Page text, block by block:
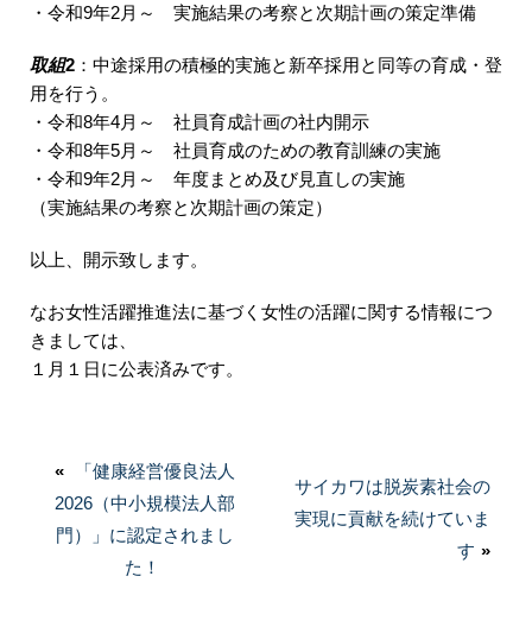
・令和9年2月～ 実施結果の考察と次期計画の策定準備
取組2 ：中途採用の積極的実施と新卒採用と同等の育成・登
用を行う。
・令和8年4月～ 社員育成計画の社内開示
・令和8年5月～ 社員育成のための教育訓練の実施
・令和9年2月～ 年度まとめ及び見直しの実施
（実施結果の考察と次期計画の策定）
以上、開示致します。
なお女性活躍推進法に基づく女性の活躍に関する情報につ
きましては、
１月１日に公表済みです。
«
前
の
投
「健康経営優良法人
2026（中小規模法人部
門）」に認定されまし
た！
次
の
サイカワは脱炭素社会の
実現に貢献を続けていま
す »